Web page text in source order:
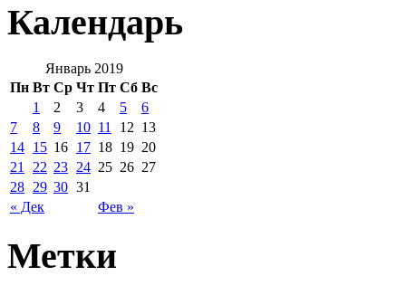
Календарь
Январь 2019
Пн Вт Ср Чт Пт Сб Вс
« Дек Фев »
1 2 3 4 5
6
7
8 9 10 11 12 13
14 15 16 17 18 19 20
21
22 23 24 25 26 27
28 29 30 31
Метки